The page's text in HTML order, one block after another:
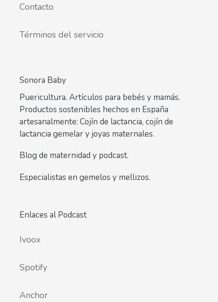
Contacto
Términos del servicio
Sonora Baby
Puericultura. Artículos para bebés y mamás.
Productos sostenibles hechos en España
artesanalmente: Cojín de lactancia, cojín de
lactancia gemelar y joyas maternales.
Blog de maternidad y podcast.
Especialistas en gemelos y mellizos.
Enlaces al Podcast
Ivoox
Spotify
Anchor